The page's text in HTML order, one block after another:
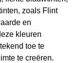
zoals Flint
en
kleuren
toe te
te creëren.